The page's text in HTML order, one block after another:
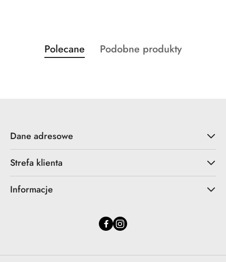
Pomiń karuzelę produktów
Produkty
o
Polecane
Produkty
Podobne produkty
Dane adresowe
Strefa klienta
Informacje